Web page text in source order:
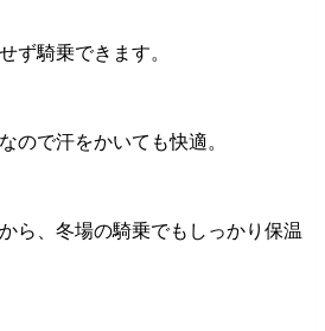
ず騎乗できます。
ので汗をかいても快適。
ら、冬場の騎乗でもしっかり保温